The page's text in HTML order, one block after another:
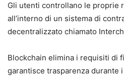
Gli utenti controllano le proprie
all’interno di un sistema di
decentralizzato chiamato
Blockchain elimina i requisiti di
garantisce trasparenza durante